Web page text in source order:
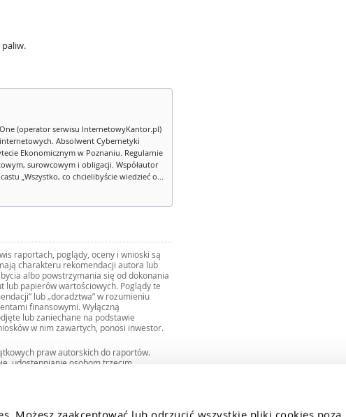
paliw.
(operator serwisu InternetowyKantor.pl)
Absolwent Cybernetyki
Ekonomicznym w Poznaniu. Regularnie
surowcowym i obligacji. Współautor
„Wszystko, co chcielibyście wiedzieć o...
raportach, poglądy, oceny i wnioski są
charakteru rekomendacji autora lub
albo powstrzymania się od dokonania
lub papierów wartościowych. Poglądy te
lub „doradztwa” w rozumieniu
finansowymi. Wyłączną
lub zaniechane na podstawie
w nim zawartych, ponosi inwestor.
praw autorskich do raportów.
udostępnianie osobom trzecim